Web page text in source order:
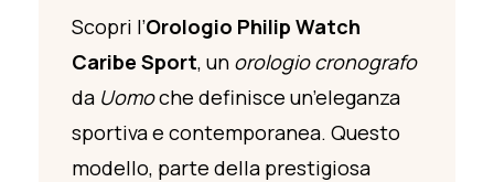
Scopri l’Orologio Philip Watch
Caribe Sport, un orologio cronografo
da Uomoche definisce un’eleganza
sportiva e contemporanea. Questo
modello, parte della prestigiosa